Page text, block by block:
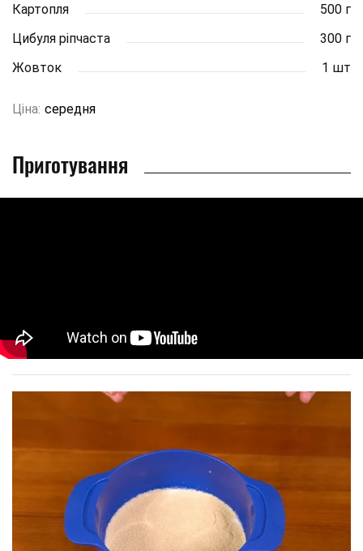
Картопля
500 г
Цибуля ріпчаста
300 г
Жовток
1 шт
Ціна: середня
Приготування